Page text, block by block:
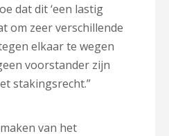
dat dit ‘een lastig
om zeer verschillende
elkaar te wegen
voorstander zijn
stakingsrecht.”
van het